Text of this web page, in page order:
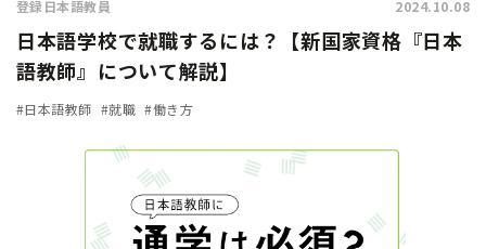
登録日本語教員 2024.10.08
日本語学校で就職するには？【新国家資格『日本
語教師』について解説】
#日本語教師 #就職 #働き方